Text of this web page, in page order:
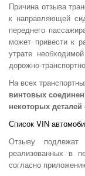
Причина отзыва
к направляющей
переднего
может привести к
утрате
дорожно-
На всех
винтовых
некоторых деталей
Список VIN
Отзыву подлежат
реализованных в
согласно